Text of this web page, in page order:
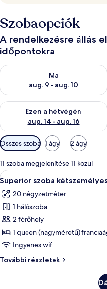
Szobaopciók
A rendelkezésre állás
időpontokra
Ma
aug. 9 - aug. 10
A ma esti rendelkezésre állás
Ezen a hétvégén
aug. 14 - aug. 16
A mostani hétvégi
Szobákhoz
rendelkezésre
álló
szűrők
Összes szoba 1 ágy 2 ágy
11 szoba megjelenítése 11 közül
A
következő
szoba
összes
képének
megtekintése:
Superior
kétszemélyes
6
Superior szoba
20 négyzetméter
1 hálószoba
2 férőhely
1 queen (nagyméretű)
Ingyenes wifi
További részletek
Superior